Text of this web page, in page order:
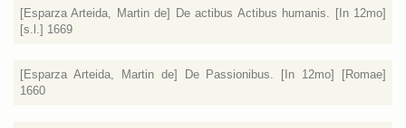
[Esparza Arteida, Martin de] De actibus Actibus humanis. [In 12mo]
[s.l.] 1669
[Esparza Arteida, Martin de] De Passionibus. [In 12mo] [Romae]
1660